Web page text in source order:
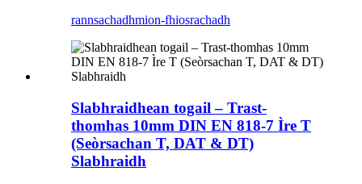
rannsachadhmion-fhiosrachadh
Slabhraidhean togail – Trast-
thomhas 10mm DIN EN 818-7 Ìre T
(Seòrsachan T, DAT & DT)
Slabhraidh